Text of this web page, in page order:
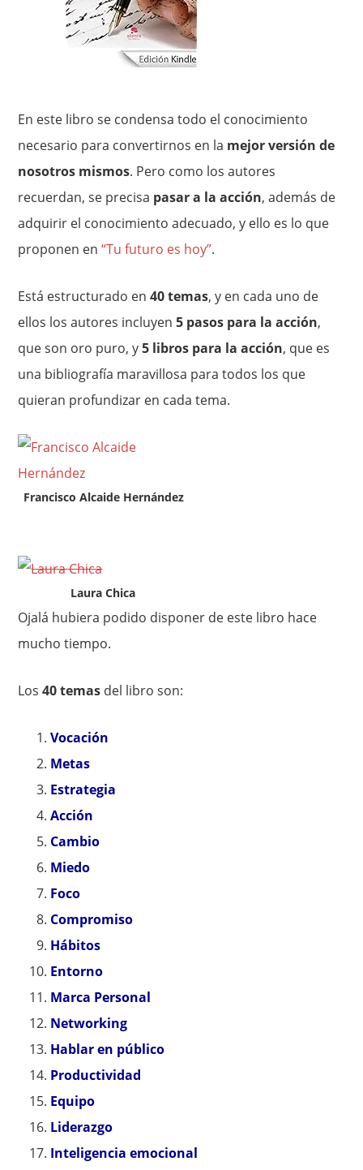
En este libro se condensa todo el conocimiento
necesario para convertirnos en la mejor versión de
nosotros mismos. Pero como los autores
recuerdan, se precisa pasar a la acción, además de
adquirir el conocimiento adecuado, y ello es lo que
proponen en“Tu futuro es hoy”.
Está estructurado en40 temas, y en cada uno de
ellos los autores incluyen5 pasos para la acción,
que son oro puro, y5 libros para la acción, que es
una bibliografía maravillosa para todos los que
quieran profundizar en cada tema.
Francisco Alcaide Hernández
Laura Chica
Ojalá hubiera podido disponer de este libro hace
mucho tiempo.
Los40 temas del libro son:
Vocación
Metas
Estrategia
Acción
Cambio
Miedo
Foco
Compromiso
Hábitos
Entorno
Marca Personal
Networking
Hablar en público
Productividad
Equipo
Liderazgo
Inteligencia emocional